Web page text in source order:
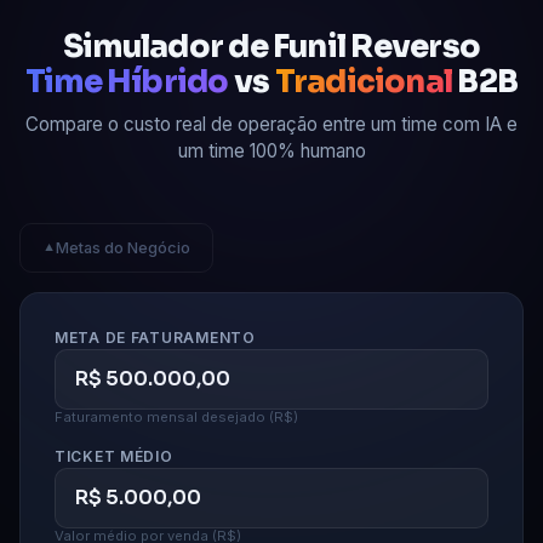
Simulador de Funil Reverso
Time HíbridovsTradicionalB2B
Compare o custo real de operação entre um time com IA e
um time 100% humano
▼Metas do Negócio
META DE FATURAMENTO
Faturamento mensal desejado (R$)
TICKET MÉDIO
Valor médio por venda (R$)